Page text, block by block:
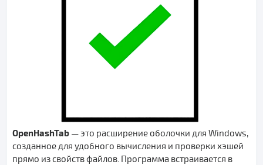
OpenHashTab — это расширение оболочки для Windows,
созданное для удобного вычисления и проверки хэшей
прямо из свойств файлов. Программа встраивается в